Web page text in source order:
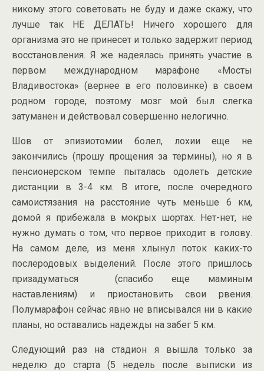
никому этого советовать не буду и даже скажу, что
лучше так НЕ ДЕЛАТЬ! Ничего хорошего для
организма это не принесет и только задержит период
восстановления. Я же надеялась принять участие в
первом международном марафоне «Мосты
Владивостока» (вернее в его половинке) в своем
родном городе, поэтому мозг мой был слегка
затуманен и действовал совершенно нелогично.
Шов от эпизиотомии болел, лохии еще не
закончились (прошу прощения за термины), но я в
пенсионерском темпе пыталась одолеть детские
дистанции в 3-4 км. В итоге, после очередного
самоистязания на расстояние чуть меньше 6 км,
домой я прибежала в мокрых шортах. Нет-нет, не
нужно думать о том, что первое приходит в голову.
На самом деле, из меня хлынул поток каких-то
послеродовых выделений. После этого пришлось
призадуматься (спасибо еще маминым
наставлениям) и приостановить свои рвения.
Полумарафон сейчас явно не вписывался ни в какие
планы, но оставались надежды на забег 5 км.
Следующий раз на стадион я вышла только за
неделю до старта (5 недель после выписки из